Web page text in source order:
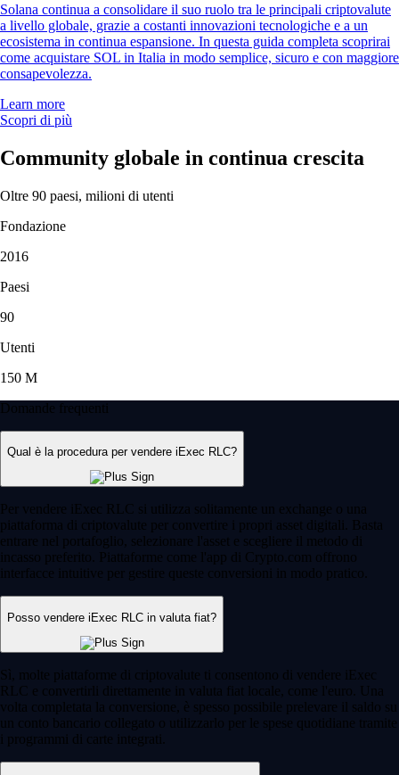
Solana continua a consolidare il suo ruolo tra le principali criptovalute
a livello globale, grazie a costanti innovazioni tecnologiche e a un
ecosistema in continua espansione. In questa guida completa scoprirai
come acquistare SOL in Italia in modo semplice, sicuro e con maggiore
consapevolezza.
Learn more
Scopri di più
Community globale in continua crescita
Oltre 90 paesi, milioni di utenti
Fondazione
2016
Paesi
90
Utenti
150 M
Domande frequenti
Qual è la procedura per vendere iExec RLC?
Per vendere iExec RLC si utilizza solitamente un exchange o una
piattaforma di criptovalute per convertire i propri asset digitali. Basta
entrare nel portafoglio, selezionare l'asset e scegliere il metodo di
incasso preferito. Piattaforme come l'app di Crypto.com offrono
interfacce intuitive per gestire queste conversioni in modo pratico.
Posso vendere iExec RLC in valuta fiat?
Sì, molte piattaforme di criptovalute ti consentono di vendere iExec
RLC e convertirli direttamente in valuta fiat locale, come l'euro. Una
volta completata la conversione, è spesso possibile prelevare il saldo su
un conto bancario collegato o utilizzarlo per le spese quotidiane tramite
i programmi di carte integrati.